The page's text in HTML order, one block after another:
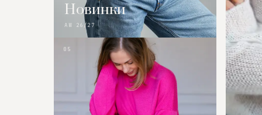
Новинки
AW 26/27
05